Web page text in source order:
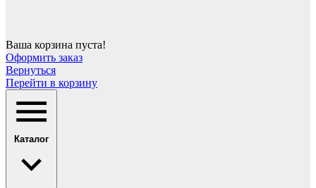
Ваша корзина пуста!
Оформить заказ
Вернуться
Перейти в корзину
Каталог